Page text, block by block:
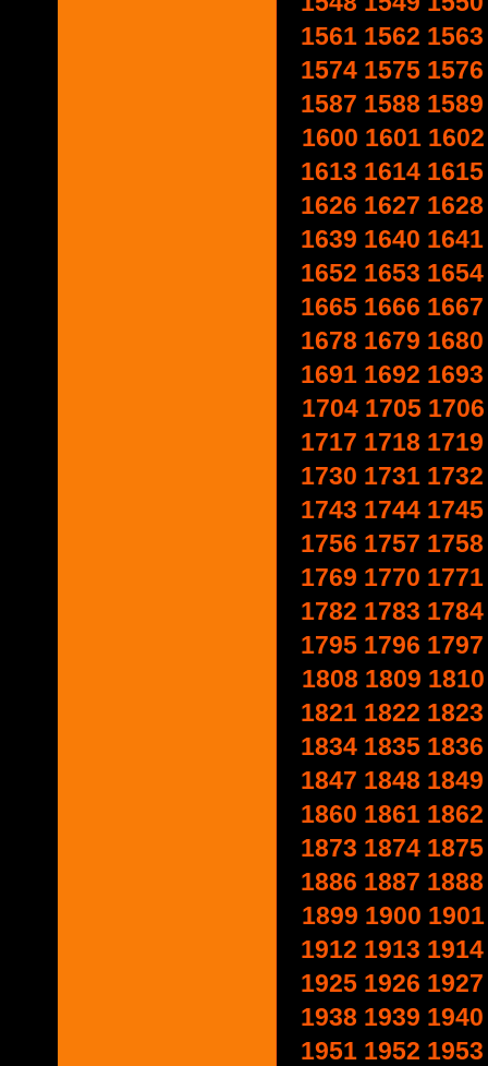
1561 1562 1563
1574 1575 1576
1587 1588 1589
1600 1601 1602
1613 1614 1615
1626 1627 1628
1639 1640 1641
1652 1653 1654
1665 1666 1667
1678 1679 1680
1691 1692 1693
1704 1705 1706
1717 1718 1719
1730 1731 1732
1743 1744 1745
1756 1757 1758
1769 1770 1771
1782 1783 1784
1795 1796 1797
1808 1809 1810
1821 1822 1823
1834 1835 1836
1847 1848 1849
1860 1861 1862
1873 1874 1875
1886 1887 1888
1899 1900 1901
1912 1913 1914
1925 1926 1927
1938 1939 1940
1951 1952 1953